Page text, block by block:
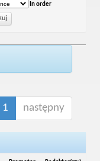
In order
1 następny